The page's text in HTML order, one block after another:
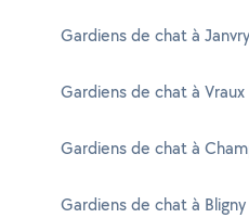
Gardiens de chat à Janvry
Gardiens de chat à Vraux
Gardiens de chat à
Gardiens de chat à Bligny